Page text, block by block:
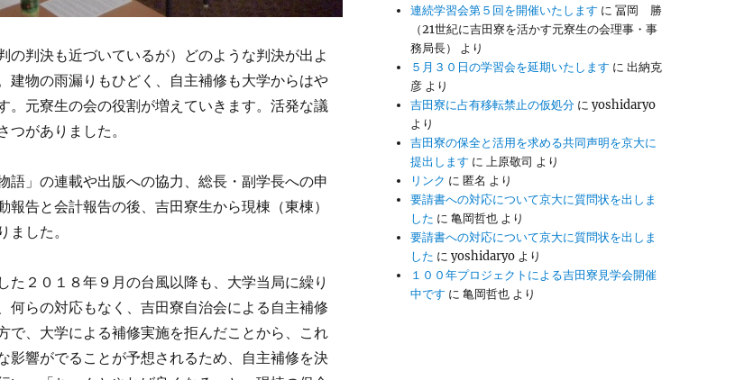
の判決も近づいているが）どのような判決が出よ
建物の雨漏りもひどく、自主補修も大学からはや
。元寮生の会の役割が増えていきます。活発な議
がありました。
語」の連載や出版への協力、総長・副学長への申
報告と会計報告の後、吉田寮生から現棟（東棟）
した。
た２０１８年９月の台風以降も、大学当局に繰り
何らの対応もなく、吉田寮自治会による自主補修
で、大学による補修実施を拒んだことから、これ
影響がでることが予想されるため、自主補修を決
連続学習会第５回を開催いたします に冨岡 勝
（21世紀に吉田寮を活かす元寮生の会理事・事
務局長）
より
５月３０日の学習会を延期いたします に出納克
彦 より
吉田寮に占有移転禁止の仮処分 にyoshidaryo
より
吉田寮の保全と活用を求める共同声明を京大に
提出します に上原敬司 より
リンク に匿名 より
要請書への対応について京大に質問状を出しま
した に亀岡哲也 より
要請書への対応について京大に質問状を出しま
した にyoshidaryo より
１００年プロジェクトによる吉田寮見学会開催
中です に亀岡哲也 より